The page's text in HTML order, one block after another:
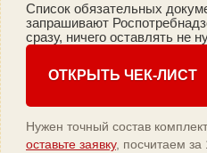
Список обязательных
запрашивают
сразу, ничего оставлять не
ОТКРЫТЬ ЧЕК-ЛИСТ
Нужен точный состав
оставьте заявку, посчитаем за